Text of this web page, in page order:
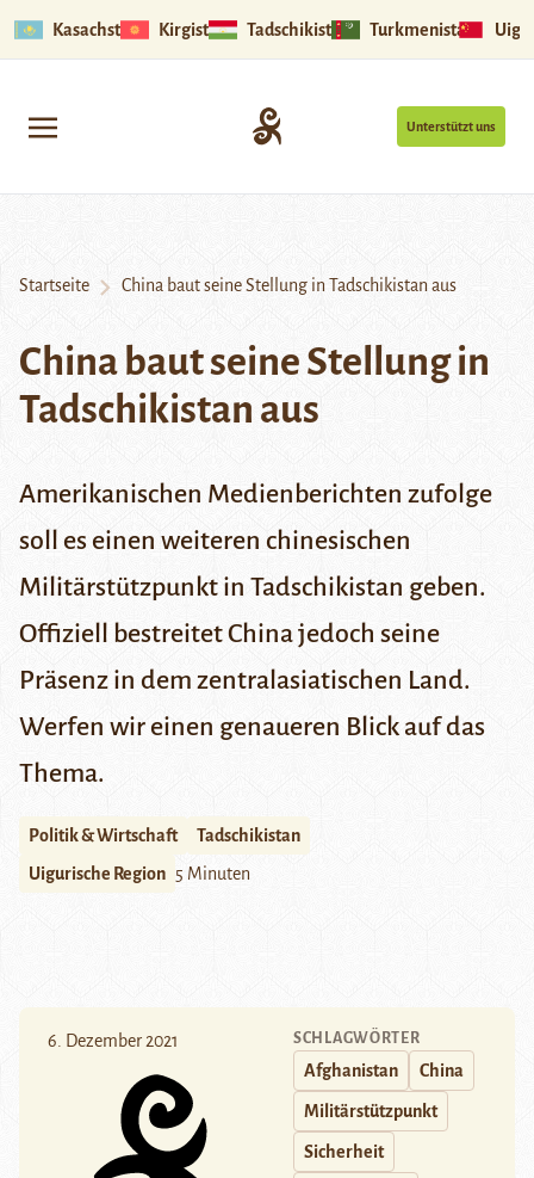
Kasachstan Kirgistan Tadschikistan Turkmenistan
Unterstützt uns
Startseite China baut seine Stellung in Tadschikistan aus
China baut seine Stellung in
Tadschikistan aus
Amerikanischen Medienberichten zufolge
soll es einen weiteren chinesischen
Militärstützpunkt in Tadschikistan geben.
Offiziell bestreitet China jedoch seine
Präsenz in dem zentralasiatischen Land.
Werfen wir einen genaueren Blick auf das
Thema.
Politik & Wirtschaft
Tadschikistan
Uigurische Region 5 Minuten
6. Dezember 2021 SCHLAGWÖRTER
Afghanistan China
Militärstützpunkt
Sicherheit